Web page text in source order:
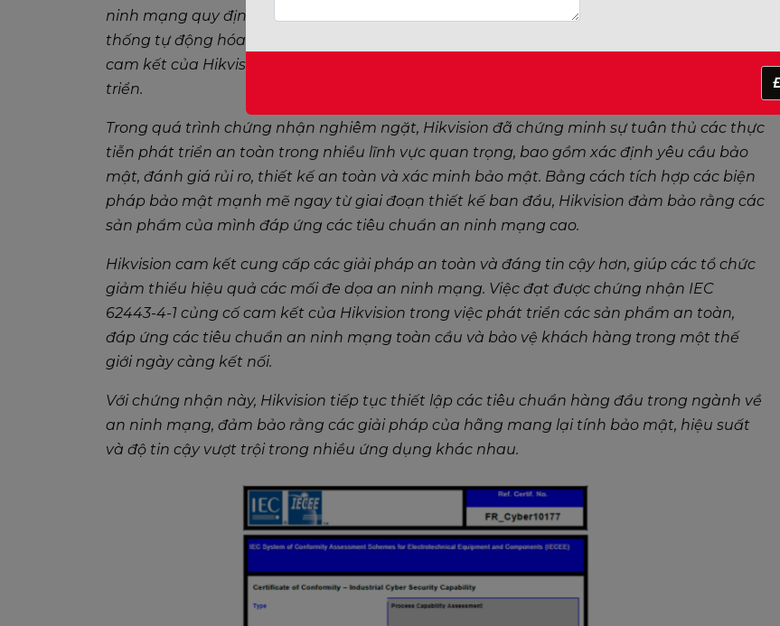
ninh mạng quy định các yêu cầu đối với việc phát triển sản phẩm an toàn trong các hệ
thống tự động hóa và điều khiển công nghiệp. Chứng nhận quốc tế này nhấn mạnh
cam kết của Hikvision đối với an ninh mạng trong toàn bộ quá trình nghiên cứu và phát
triển.
Trong quá trình chứng nhận nghiêm ngặt, Hikvision đã chứng minh sự tuân thủ các thực
tiễn phát triển an toàn trong nhiều lĩnh vực quan trọng, bao gồm xác định yêu cầu bảo
mật, đánh giá rủi ro, thiết kế an toàn và xác minh bảo mật. Bằng cách tích hợp các biện
pháp bảo mật mạnh mẽ ngay từ giai đoạn thiết kế ban đầu, Hikvision đảm bảo rằng các
sản phẩm của mình đáp ứng các tiêu chuẩn an ninh mạng cao.
Hikvision cam kết cung cấp các giải pháp an toàn và đáng tin cậy hơn, giúp các tổ chức
giảm thiểu hiệu quả các mối đe dọa an ninh mạng. Việc đạt được chứng nhận IEC
62443-4-1 củng cố cam kết của Hikvision trong việc phát triển các sản phẩm an toàn,
đáp ứng các tiêu chuẩn an ninh mạng toàn cầu và bảo vệ khách hàng trong một thế
giới ngày càng kết nối.
Với chứng nhận này, Hikvision tiếp tục thiết lập các tiêu chuẩn hàng đầu trong ngành về
an ninh mạng, đảm bảo rằng các giải pháp của hãng mang lại tính bảo mật, hiệu suất
và độ tin cậy vượt trội trong nhiều ứng dụng khác nhau.